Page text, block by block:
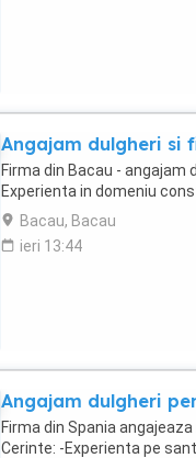
Angajam dulgheri si
Firma din Bacau - angajam
Experienta in domeniu
Bacau, Bacau
ieri 13:44
Angajam dulgheri
Firma din Spania
Cerinte: -Experienta pe